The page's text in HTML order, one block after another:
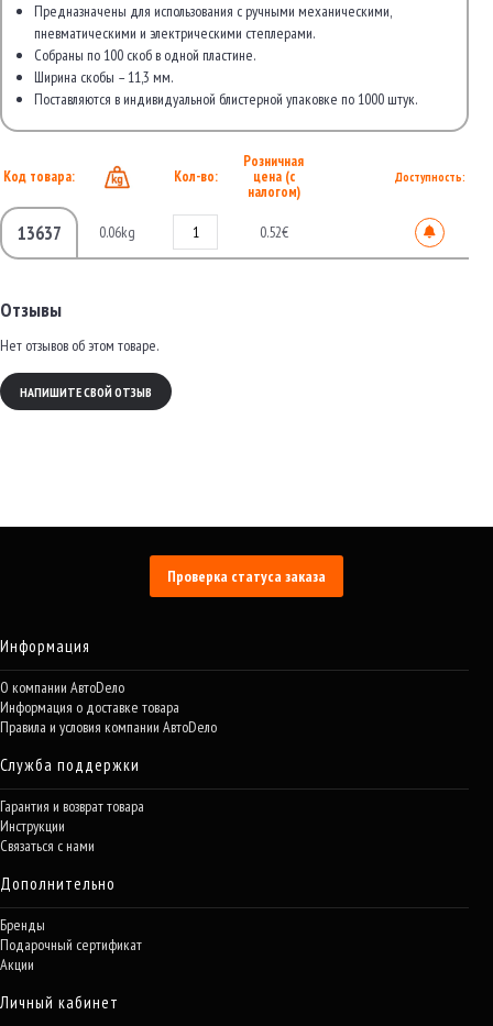
Предназначены для использования с ручными механическими,
пневматическими и электрическими степлерами.
Собраны по 100 скоб в одной пластине.
Ширина скобы – 11,3 мм.
Поставляются в индивидуальной блистерной упаковке по 1000 штук.
Код товара: Кол-во:
Розничная
цена (с
налогом)
Доступность:
13637 0.06kg 0.52€
Отзывы
Нет отзывов об этом товаре.
НАПИШИТЕ СВОЙ ОТЗЫВ
Проверка статуса заказа
Информация
О компании АвтоDело
Информация о доставке товара
Правила и условия компании АвтоDело
Служба поддержки
Гарантия и возврат товара
Инструкции
Связаться с нами
Дополнительно
Бренды
Подарочный сертификат
Акции
Личный кабинет